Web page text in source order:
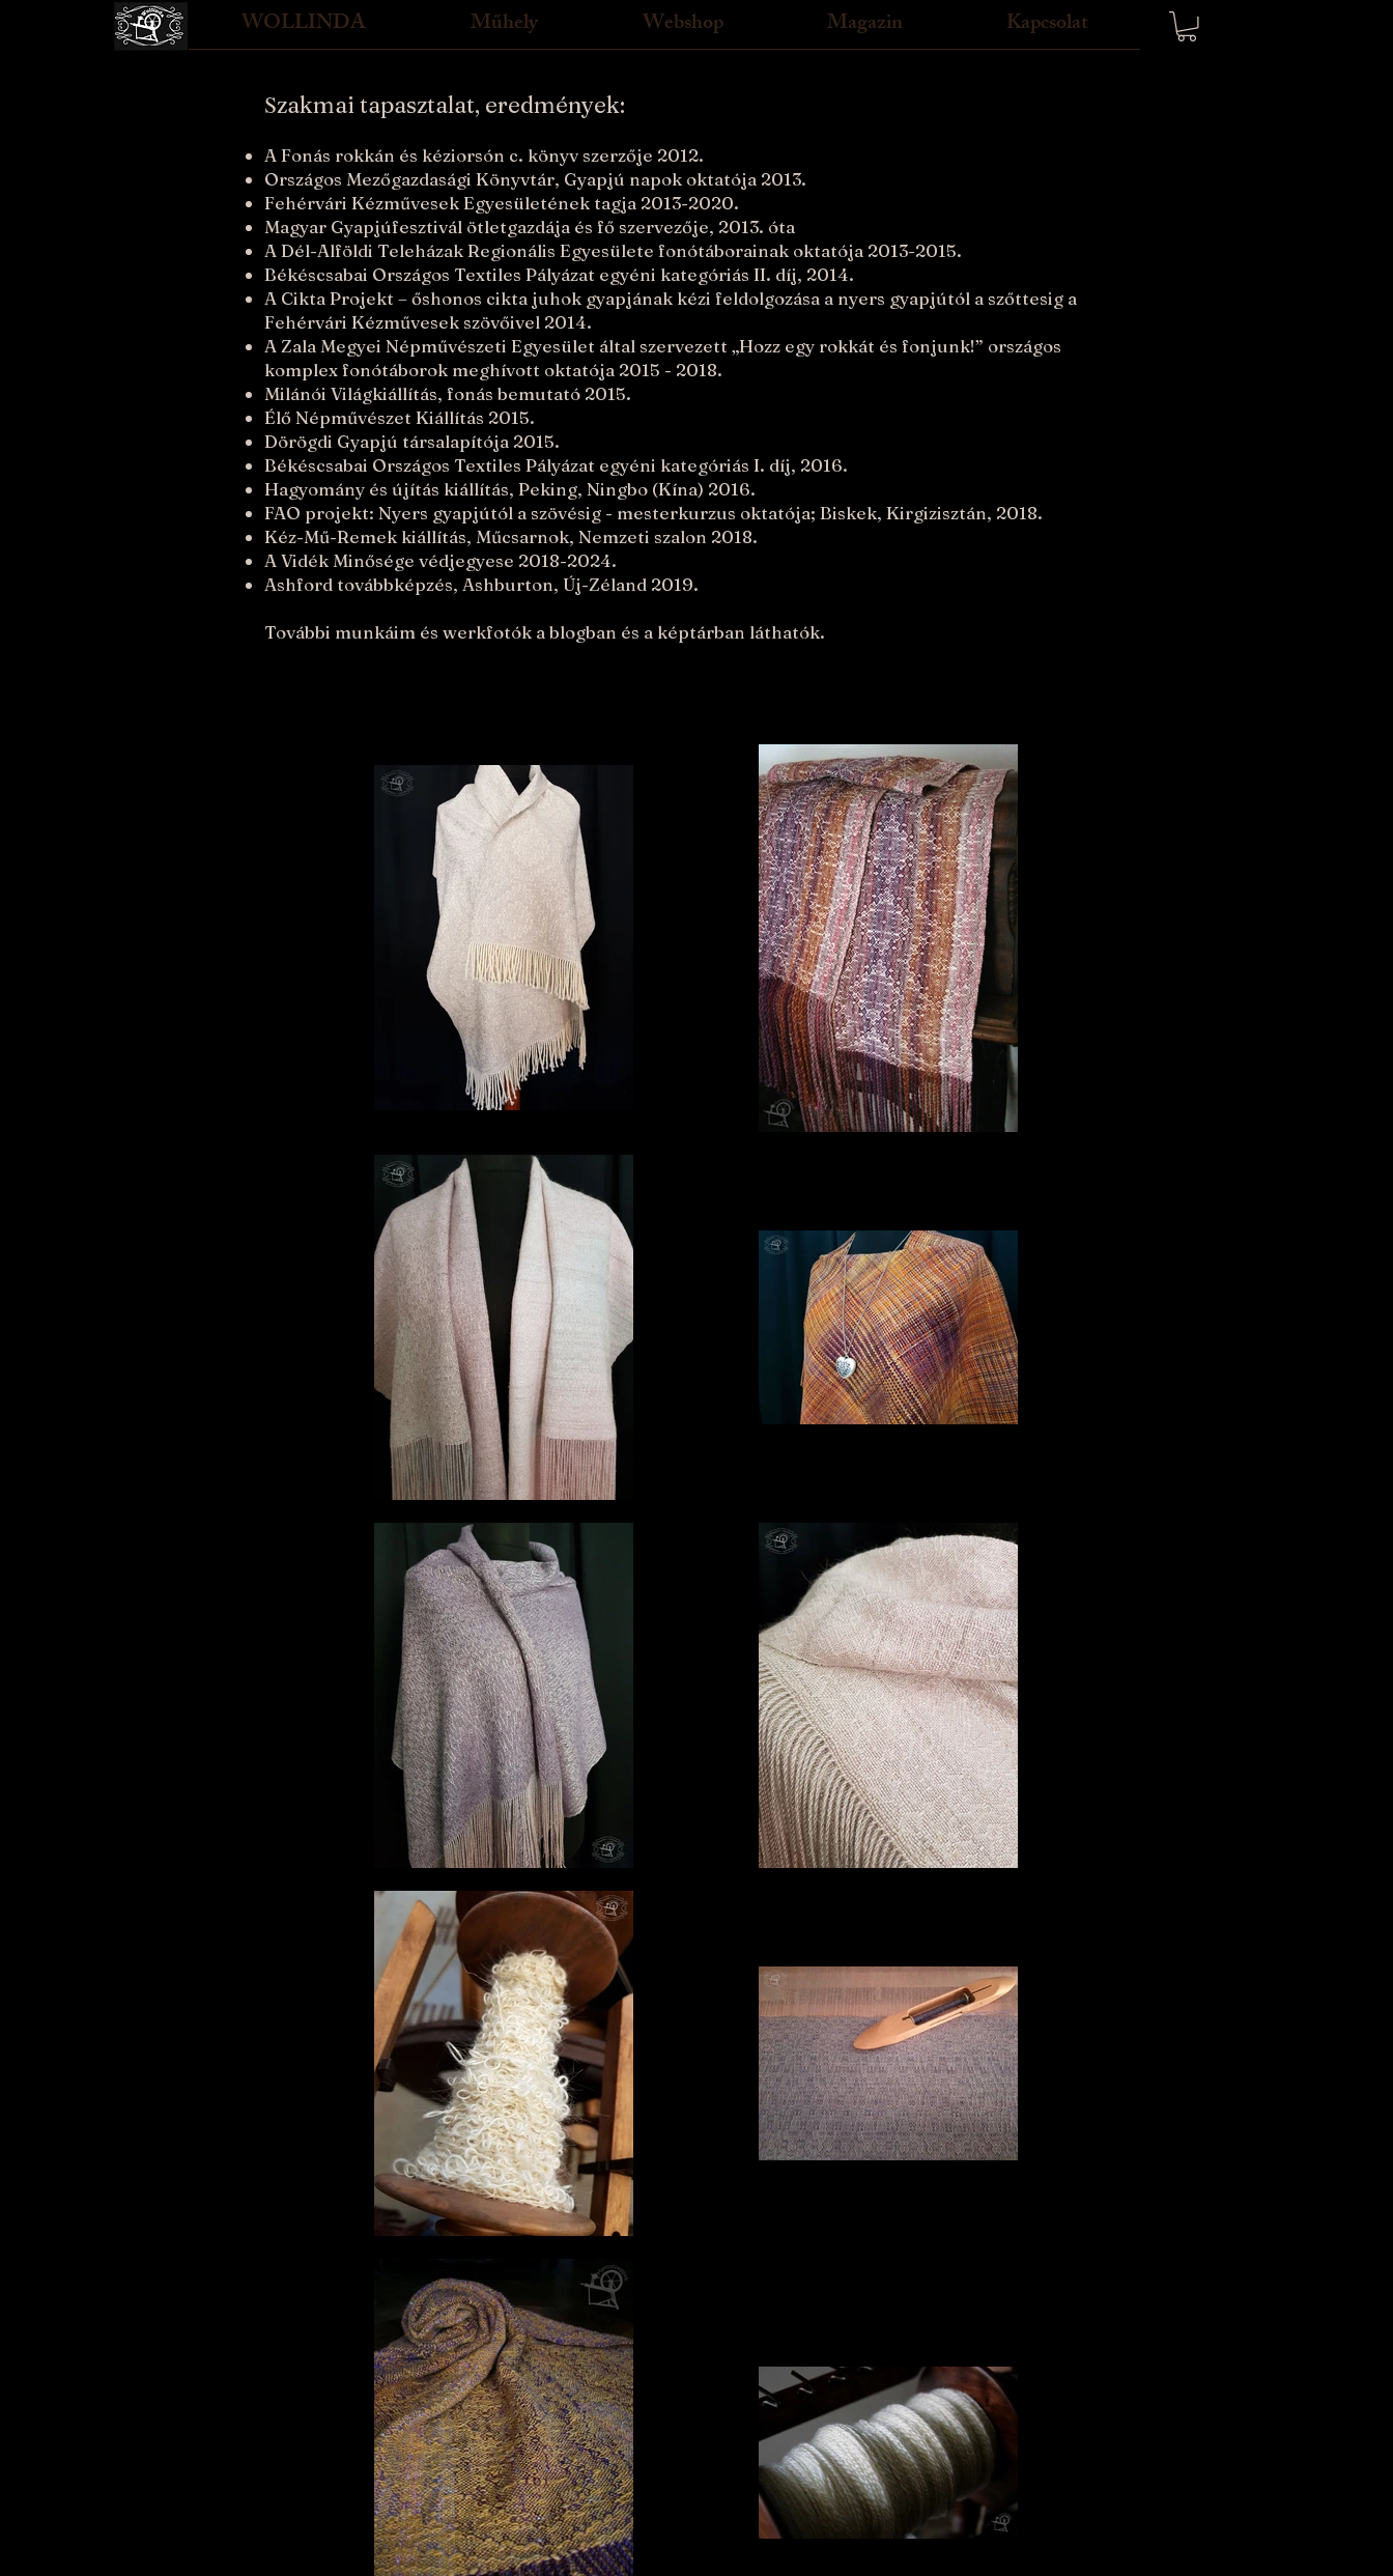
WOLLINDA Műhely Webshop Magazin Kapcsolat
Szakmai tapasztalat, eredmények:
A Fonás rokkán és kéziorsón c. könyv szerzője 2012.
Országos Mezőgazdasági Könyvtár, Gyapjú napok oktatója 2013.
Fehérvári Kézművesek Egyesületének tagja 2013-2020.
Magyar Gyapjúfesztivál ötletgazdája és fő szervezője, 2013. óta
A Dél-Alföldi Teleházak Regionális Egyesülete fonótáborainak oktatója 2013-2015.
Békéscsabai Országos Textiles Pályázat egyéni kategóriás II. díj, 2014.
A Cikta Projekt – őshonos cikta juhok gyapjának kézi feldolgozása a nyers gyapjútól a szőttesig a
Fehérvári Kézművesek szövőivel 2014.
A Zala Megyei Népművészeti Egyesület által szervezett „Hozz egy rokkát és fonjunk!” országos
komplex fonótáborok meghívott oktatója 2015 - 2018.
Milánói Világkiállítás, fonás bemutató 2015.
Élő Népművészet Kiállítás 2015.
Dörögdi Gyapjú társalapítója 2015.
Békéscsabai Országos Textiles Pályázat egyéni kategóriás I. díj, 2016.
Hagyomány és újítás kiállítás, Peking, Ningbo (Kína) 2016.
FAO projekt: Nyers gyapjútól a szövésig - mesterkurzus oktatója; Biskek, Kirgizisztán, 2018.
Kéz-Mű-Remek kiállítás, Műcsarnok, Nemzeti szalon 2018.
A Vidék Minősége védjegyese 2018-2024.
Ashford továbbképzés, Ashburton, Új-Zéland 2019.
További munkáim és werkfotók a blogban és a képtárban láthatók.